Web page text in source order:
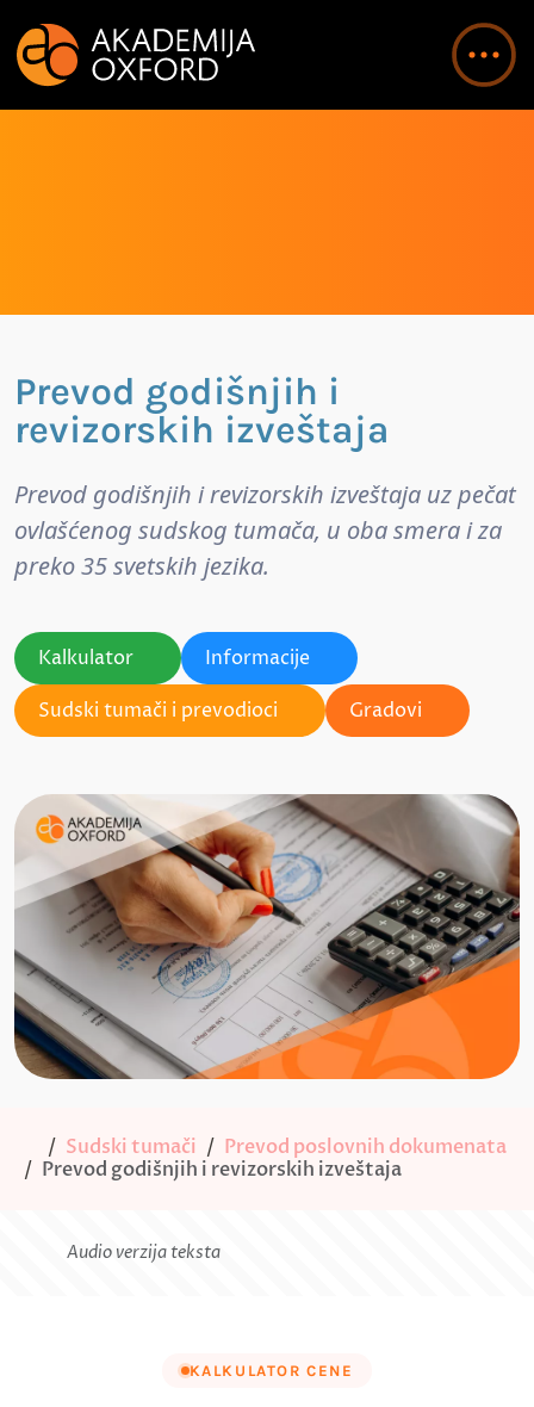
Prevod godišnjih i
revizorskih izveštaja
Prevod godišnjih i revizorskih izveštaja uz pečat
ovlašćenog sudskog tumača, u oba smera i za
preko 35 svetskih jezika.
Kalkulator
Informacije
Sudski tumači i prevodioci
Gradovi
Sudski tumači
Prevod poslovnih dokumenata
Prevod godišnjih i revizorskih izveštaja
Audio verzija teksta
KALKULATOR CENE